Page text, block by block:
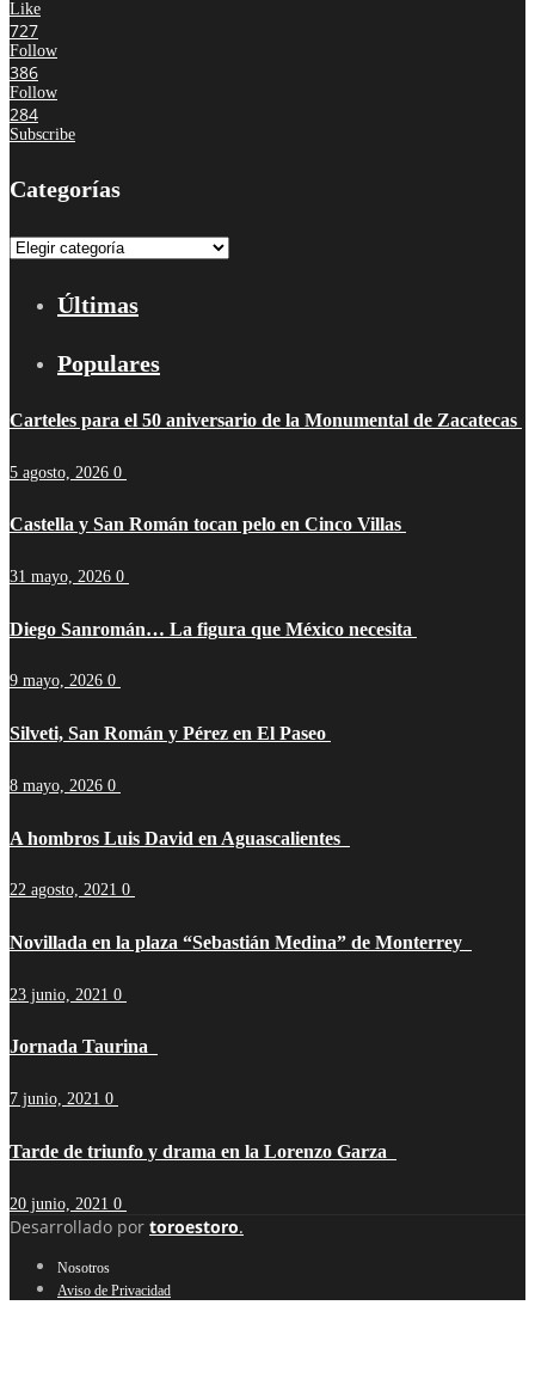
Like
727
Follow
386
Follow
284
Subscribe
Categorías
Categorías
Últimas
Populares
Carteles para el 50 aniversario de la Monumental de Zacatecas
5 agosto, 2026 0
Castella y San Román tocan pelo en Cinco Villas
31 mayo, 2026 0
Diego Sanromán… La figura que México necesita
9 mayo, 2026 0
Silveti, San Román y Pérez en El Paseo
8 mayo, 2026 0
A hombros Luis David en Aguascalientes
22 agosto, 2021 0
Novillada en la plaza “Sebastián Medina” de Monterrey
23 junio, 2021 0
Jornada Taurina
7 junio, 2021 0
Tarde de triunfo y drama en la Lorenzo Garza
20 junio, 2021 0
Desarrollado por toroestoro.
Nosotros
Aviso de Privacidad